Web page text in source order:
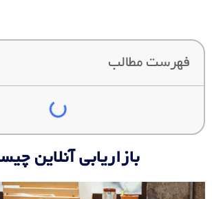
فهرست مطالب
بازاریابی آنلاین